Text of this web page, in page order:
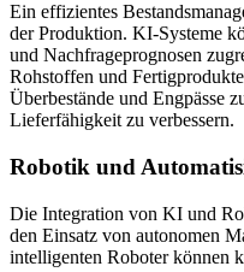
Ein effizientes
der Produktion. KI-Systeme
und Nachfrageprognosen
Rohstoffen und
Überbestände und Engpässe
Lieferfähigkeit zu verbessern.
Robotik und
Die Integration von KI und
den Einsatz von autonomen
intelligenten Roboter können